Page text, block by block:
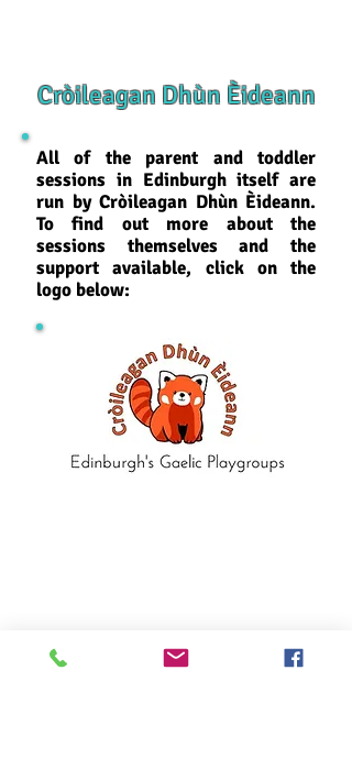
Cròileagan Dhùn Èideann
All of the parent and toddler
sessions in Edinburgh itself are
run by Cròileagan Dhùn Èideann.
To find out more about the
sessions themselves and the
support available, click on the
logo below: